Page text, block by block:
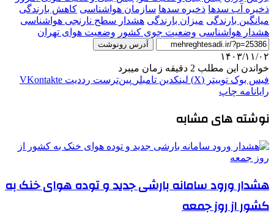
ذخیره آب سدها ذخیره سدها سازمان هواشناسی کاهش بارندگی
میانگین بارندگی میزان بارندگی هشدار سطح نارنجی هواشناسی
هشدار هواشناسی وضعیت جوی کشور وضعیت هوای تهران
آدرس رونوشت
۱۴۰۳/۱۱/۰۲
خواندن این مطلب 2 دقیقه زمان میبرد
فیس بوک توییتر (X) لینکدین ‫تامبلر ‫پین‌ترست ‫رددیت ‫VKontakte
رایانامه چاپ
نوشته های مشابه
هشدار ورود سامانه بارشی جدید و توده هوای خنک به
کشور از روز جمعه